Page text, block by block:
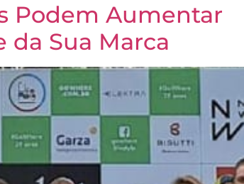
Podem Aumentar
Sua Marca